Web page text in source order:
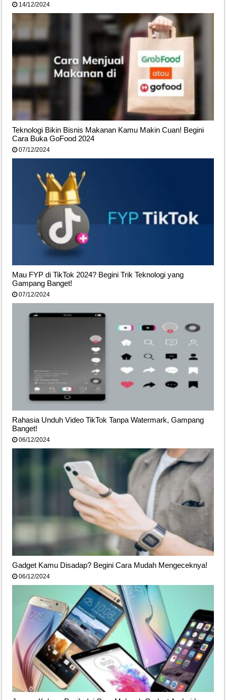
14/12/2024
Teknologi Bikin Bisnis Makanan Kamu Makin Cuan! Begini
Cara Buka GoFood 2024
07/12/2024
Mau FYP di TikTok 2024? Begini Trik Teknologi yang
Gampang Banget!
07/12/2024
Rahasia Unduh Video TikTok Tanpa Watermark, Gampang
Banget!
06/12/2024
Gadget Kamu Disadap? Begini Cara Mudah Mengeceknya!
06/12/2024